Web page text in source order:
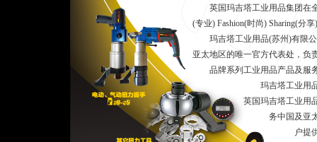
英国玛吉塔工业用品集团在全
(专业) Fashion(时尚) Sharing(分
玛吉塔工业用品(苏州)有限公
亚太地区的唯一官方代表处，负
品牌系列工业用品产品及服
玛吉塔工业用品(苏州)
英国玛吉塔工业用品集团
务中国及亚太地区市
户提供玛吉塔全球